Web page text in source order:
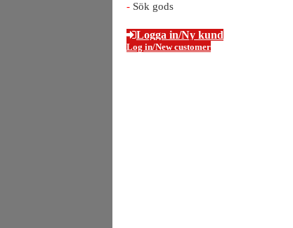
Sök gods
Logga in/Ny kund
Log in/New customer